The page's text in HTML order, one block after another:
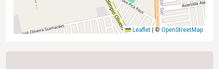
Leaflet | © OpenStreetMap